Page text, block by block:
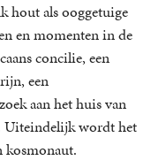
hout als ooggetuige
en momenten in de
concilie, een
een
aan het huis van
Uiteindelijk wordt het
kosmonaut.